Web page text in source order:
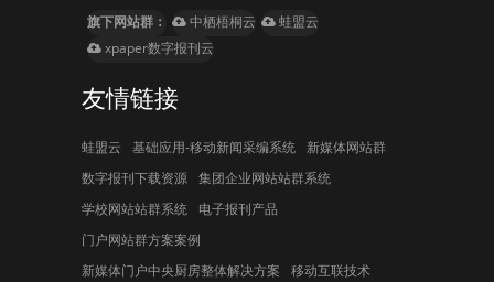
旗下网站群： 中栖梧桐云
蛙盟云
xpaper数字报刊云
友情链接
蛙盟云 基础应用-移动新闻采编系统
新媒体网站群
数字报刊下载资源 集团企业网站站群系统
学校网站站群系统
电子报刊产品
门户网站群方案案例
新媒体门户中央厨房整体解决方案
移动互联技术